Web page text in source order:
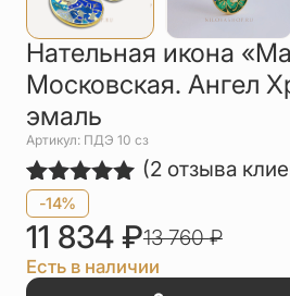
Нательная икона
Московская. Ангел
эмаль
Артикул: ПДЭ 10 сз
Рейтинг
5.00из 5
на основе
опроса
2
пользователей
(2 отзыва
-14%
11 834 ₽13 760₽
Есть в наличии